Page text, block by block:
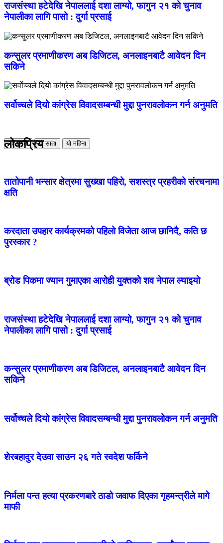
राजसंस्था हटेदेखि नेपाललाई दशा लाग्यो, फागुन २१ को चुनाव
नेपालीका लागि पासो : दुर्गा प्रसाई
कन्सुलर प्रमाणीकरण अब डिजिटल, अनलाइनबाटै आवेदन दिन
सकिने
सर्वोच्चले दियो कांग्रेस विवादसम्बन्धी मुद्दा पुनरावलोकन गर्न अनुमति
लोकप्रिय
२४ घण्टा यो साता यो महिना
तातोपानी भन्सार क्षेत्रमा सुख्खा पहिरो, सशस्त्र प्रहरीको संरचनामा
क्षति
करदाता उपहार कार्यक्रमको पहिलो विजेता आज छानिदै, कति छ
पुरस्कार ?
ब्रोड पिकमा ज्यान गुमाएका आरोही युक्तको शव नेपाल ल्याइयो
राजसंस्था हटेदेखि नेपाललाई दशा लाग्यो, फागुन २१ को चुनाव
नेपालीका लागि पासो : दुर्गा प्रसाई
कन्सुलर प्रमाणीकरण अब डिजिटल, अनलाइनबाटै आवेदन दिन
सकिने
सर्वोच्चले दियो कांग्रेस विवादसम्बन्धी मुद्दा पुनरावलोकन गर्न अनुमति
शेरबहादुर देउवा साउन २६ गते स्वदेश फर्किने
निर्मला पन्त हत्या प्रकरणबारे ठाडो जवाफ दिएका गृहमन्त्रीले मागे
माफी